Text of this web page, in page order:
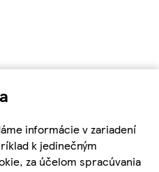
informácie v zariadení
k jedinečným
za účelom spracúvania